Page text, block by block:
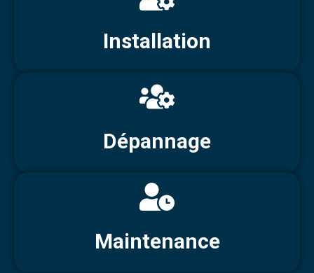
Installation
Dépannage
Maintenance